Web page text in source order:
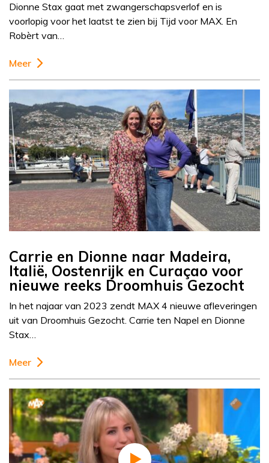
Dionne Stax gaat met zwangerschapsverlof en is
voorlopig voor het laatst te zien bij Tijd voor MAX. En
Robèrt van…
Meer
Carrie en Dionne naar Madeira,
Italië, Oostenrijk en Curaçao voor
nieuwe reeks Droomhuis Gezocht
In het najaar van 2023 zendt MAX 4 nieuwe afleveringen
uit van Droomhuis Gezocht. Carrie ten Napel en Dionne
Stax…
Meer